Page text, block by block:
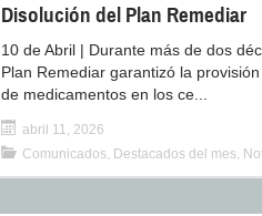
Disolución del Plan Remediar
10 de Abril | Durante más de dos
Plan Remediar garantizó la
de medicamentos en los ce...
abril 11, 2026
Comunicados, Destacados del mes,